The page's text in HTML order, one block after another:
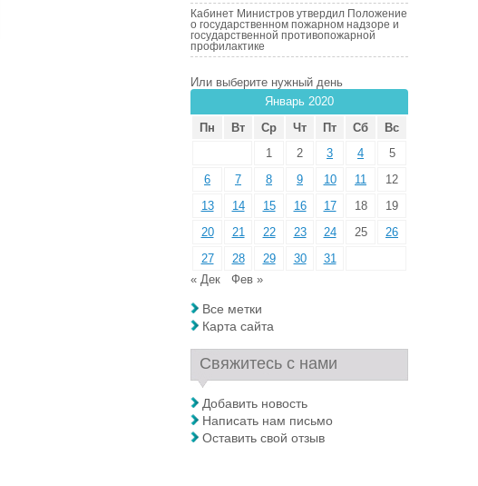
Кабинет Министров утвердил Положение
о государственном пожарном надзоре и
государственной противопожарной
профилактике
Или выберите нужный день
Январь 2020
Пн
Вт Ср Чт Пт Сб
Вс
1
2 3 4
5
6
7 8 9 10 11
12
13
14 15 16 17 18
19
20
21 22 23 24 25
26
27
28 29 30
31
« Дек
Фев »
Все метки
Карта сайта
Свяжитесь с нами
Добавить новость
Написать нам письмо
Оставить свой отзыв